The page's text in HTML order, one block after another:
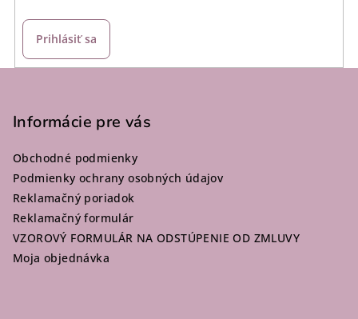
Prihlásiť sa
Informácie pre vás
Obchodné podmienky
Podmienky ochrany osobných údajov
Reklamačný poriadok
Reklamačný formulár
VZOROVÝ FORMULÁR NA ODSTÚPENIE OD ZMLUVY
Moja objednávka